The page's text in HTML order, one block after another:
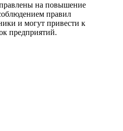
на повышение
правил
и могут привести к
предприятий.